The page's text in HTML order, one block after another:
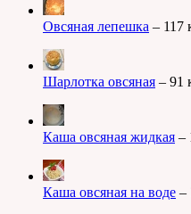
Овсяная лепешка – 117
Шарлотка овсяная – 91
Каша овсяная жидкая –
Каша овсяная на воде –